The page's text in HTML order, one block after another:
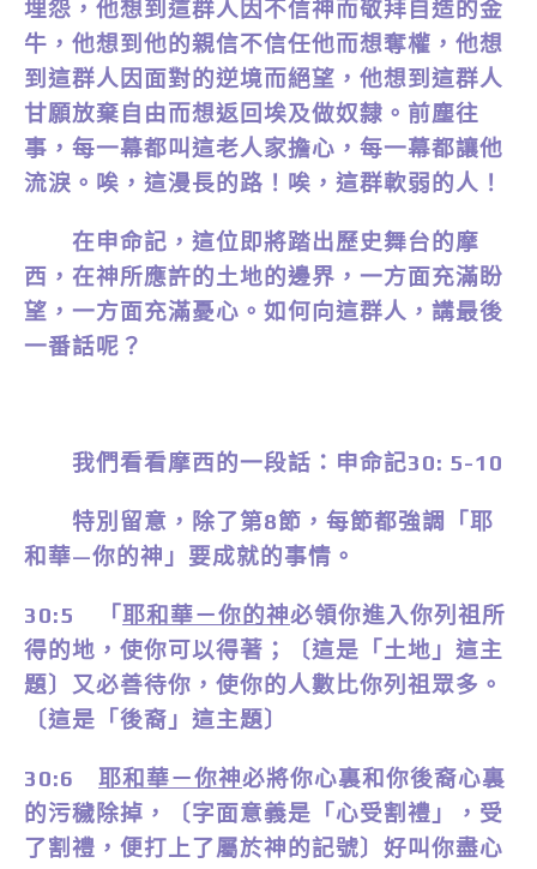
埋怨，他想到這群人因不信神而敬拜自造的金
牛，他想到他的親信不信任他而想奪權，他想
到這群人因面對的逆境而絕望，他想到這群人
甘願放棄自由而想返回埃及做奴隸。前塵往
事，每一幕都叫這老人家擔心，每一幕都讓他
流淚。唉，這漫長的路！唉，這群軟弱的人！
在申命記，這位即將踏出歷史舞台的摩
西，在神所應許的土地的邊界，一方面充滿盼
望，一方面充滿憂心。如何向這群人，講最後
一番話呢？
我們看看摩西的一段話：申命記30: 5-10
特別留意，除了第8節，每節都強調「耶
和華—你的神」要成就的事情。
30:5 「 耶和華－你的神必領你進入你列祖所
得的地，使你可以得著；
〔這是「土地」這主
題〕 又必善待你，使你的人數比你列祖眾多。
〔這是「後裔」這主題〕
30:6 耶和華－你神必將你心裏和你後裔心裏
的污穢除掉，
〔字面意義是「心受割禮」，受
了割禮，便打上了屬於神的記號〕 好叫你盡心